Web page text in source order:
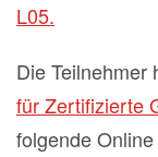
L05.
Die Teilnehmer
für Zertifizierte
folgende